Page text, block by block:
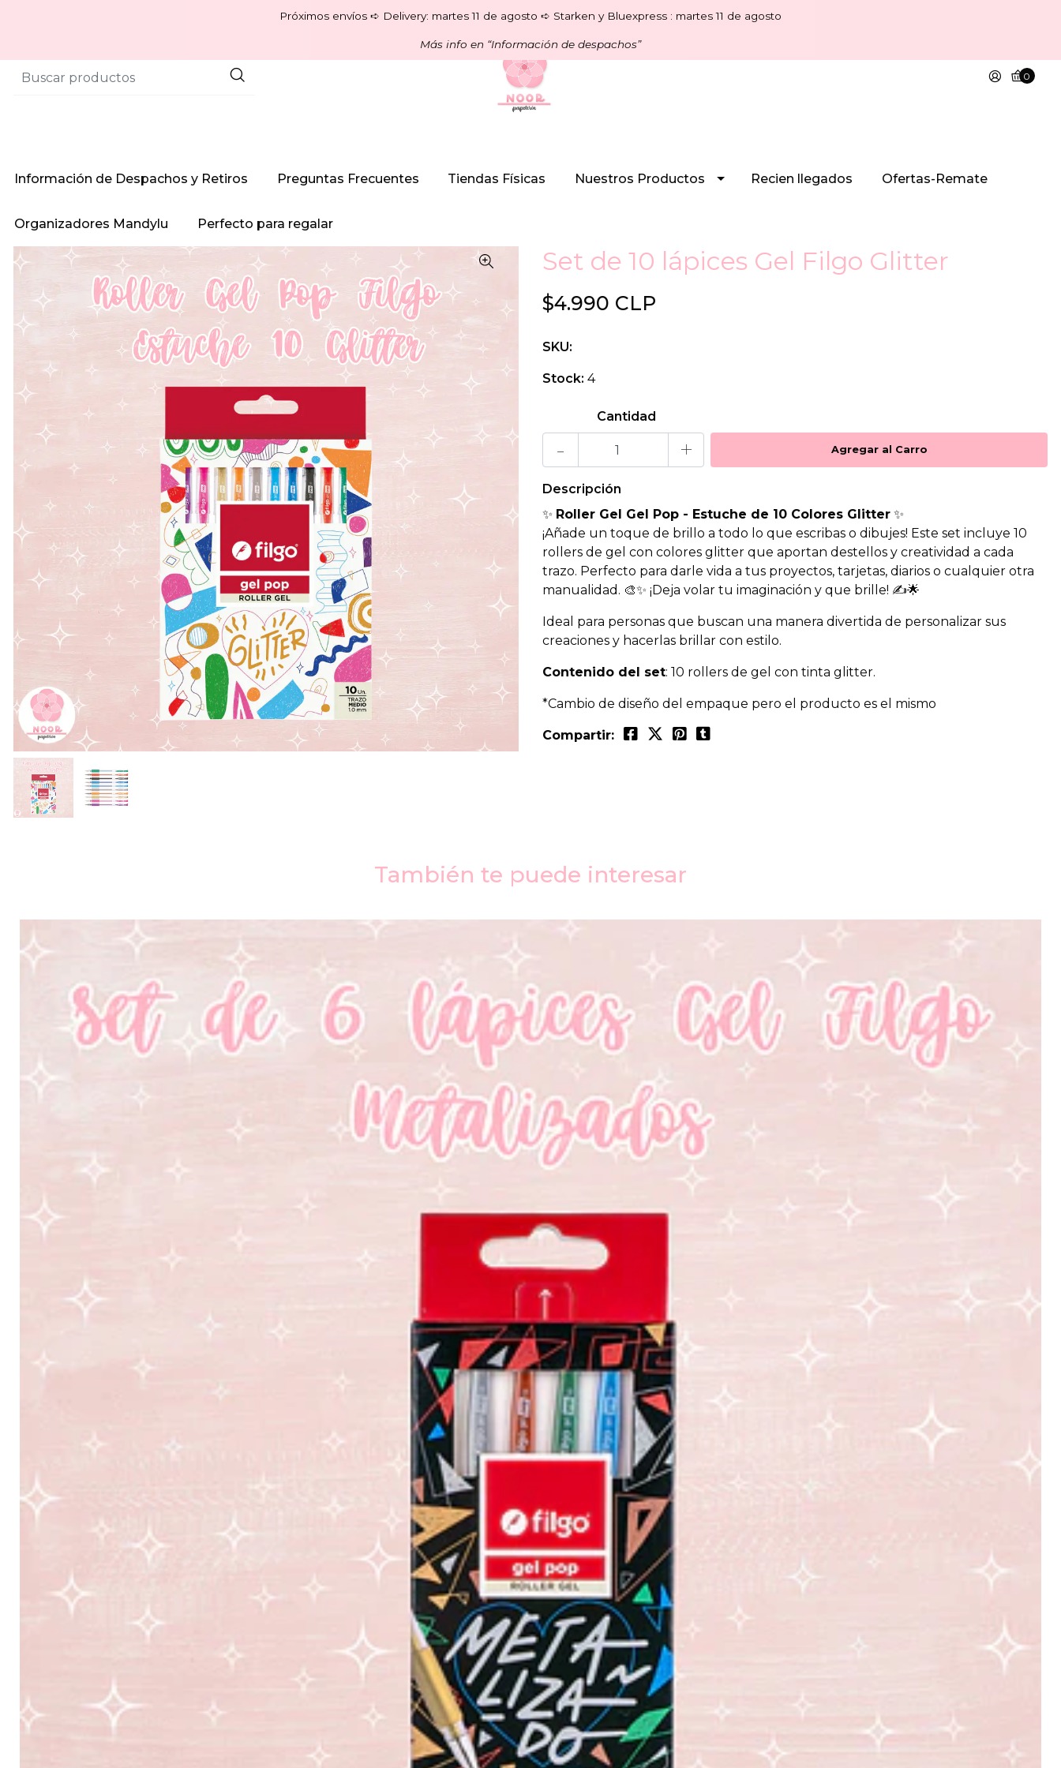
Próximos envíos ➪ Delivery: martes 11 de agosto ➪ Starken y Bluexpress : martes 11 de agosto
Más info en “Información de despachos”
0
Información de Despachos y Retiros Preguntas Frecuentes Tiendas Físicas Nuestros Productos Recien llegados Ofertas-Remate
Organizadores Mandylu Perfecto para regalar
Set de 10 lápices Gel Filgo Glitter
$4.990 CLP
SKU:
Stock: 4
Cantidad
- +
Descripción
✨ Roller Gel Gel Pop - Estuche de 10 Colores Glitter ✨
¡Añade un toque de brillo a todo lo que escribas o dibujes! Este set incluye 10
rollers de gel con colores glitter que aportan destellos y creatividad a cada
trazo. Perfecto para darle vida a tus proyectos, tarjetas, diarios o cualquier otra
manualidad. 🎨✨ ¡Deja volar tu imaginación y que brille! ✍️🌟
Ideal para personas que buscan una manera divertida de personalizar sus
creaciones y hacerlas brillar con estilo.
Contenido del set: 10 rollers de gel con tinta glitter.
*Cambio de diseño del empaque pero el producto es el mismo
Compartir:
También te puede interesar